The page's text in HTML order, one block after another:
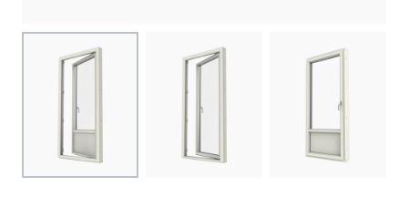
Choose image Choose image Choose image